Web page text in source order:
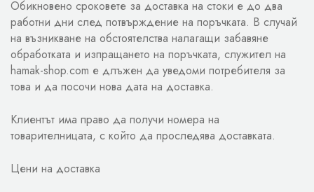
Обикновено сроковете за доставка на стоки е до два
работни дни след потвърждение на поръчката. В случай
на възникване на обстоятелства налагащи забавяне
обработката и изпращането на поръчката, служител на
hamak-shop.com е длъжен да уведоми потребителя за
това и да посочи нова дата на доставка.
Клиентът има право да получи номера на
товарителницата, с който да проследява доставката.
Цени на доставка